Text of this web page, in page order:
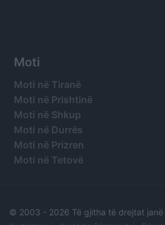
Moti
Moti në Tiranë
Moti në Prishtinë
Moti në Shkup
Moti në Durrës
Moti në Prizren
Moti në Tetovë
© 2003 - 2026 Të gjitha të drejtat